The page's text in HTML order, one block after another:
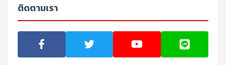
ติดตามเรา